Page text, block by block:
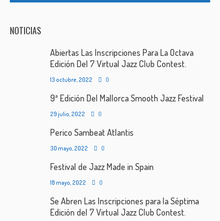
NOTICIAS
Abiertas Las Inscripciones Para La Octava
Edición Del 7 Virtual Jazz Club Contest.
13 octubre, 2022 0
9ª Edición Del Mallorca Smooth Jazz Festival
29 julio, 2022 0
Perico Sambeat Atlantis
30 mayo, 2022 0
Festival de Jazz Made in Spain
18 mayo, 2022 0
Se Abren Las Inscripciones para la Séptima
Edición del 7 Virtual Jazz Club Contest.